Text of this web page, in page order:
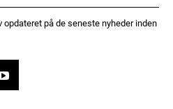
opdateret på de seneste nyheder inden